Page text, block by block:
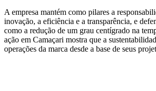
A empresa mantém como pilares a
inovação, a eficiência e a transparência, e
como a redução de um grau centígrado na
ação em Camaçari mostra que a
operações da marca desde a base de seus